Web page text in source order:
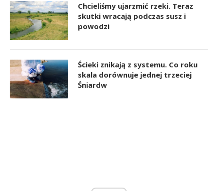
Chcieliśmy ujarzmić rzeki. Teraz
skutki wracają podczas susz i
powodzi
Ścieki znikają z systemu. Co roku
skala dorównuje jednej trzeciej
Śniardw